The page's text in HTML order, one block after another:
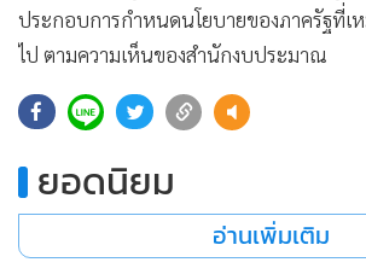
ประกอบการกำหนดนโยบายของภาครัฐที่เ
ไป ตามความเห็นของสำนักงบประมาณ
ยอดนิยม
อ่านเพิ่มเติม